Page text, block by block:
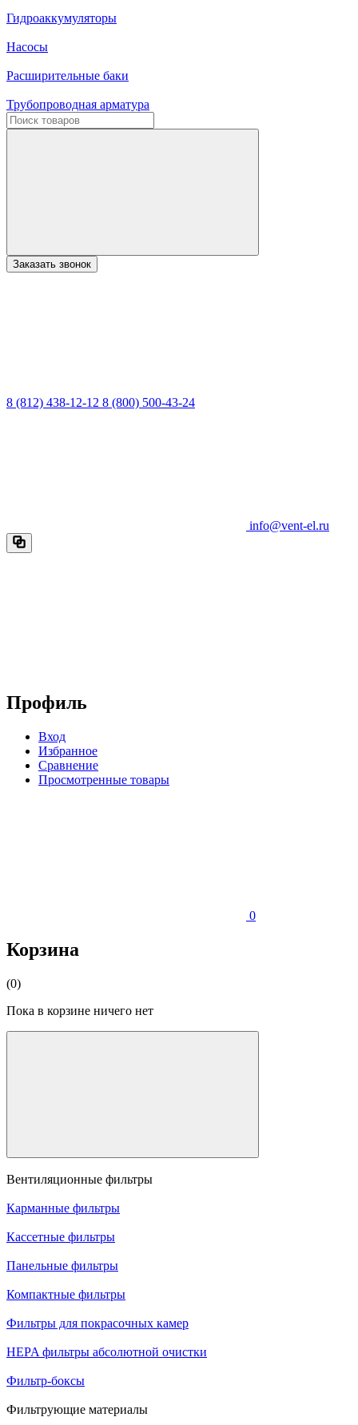
Гидроаккумуляторы
Насосы
Расширительные баки
Трубопроводная арматура
Заказать звонок
8 (812) 438-12-12 8 (800) 500-43-24
info@vent-el.ru
Профиль
Вход
Избранное
Сравнение
Просмотренные товары
0
Корзина
(0)
Пока в корзине ничего нет
Вентиляционные фильтры
Карманные фильтры
Кассетные фильтры
Панельные фильтры
Компактные фильтры
Фильтры для покрасочных камер
HEPA фильтры абсолютной очистки
Фильтр-боксы
Фильтрующие материалы